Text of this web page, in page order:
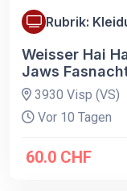
Rubrik:
Weisser Hai
Jaws
3930 Visp (VS)
Vor 10 Tagen
60.0 CHF